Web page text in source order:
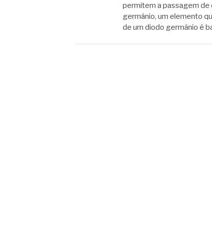
permitem a passagem de
germânio, um elemento
de um diodo germânio é